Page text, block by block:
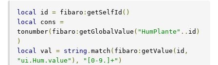
local id = fibaro : getSelfId ()
local cons =
tonumber( fibaro : getGlobalValue ( "HumPlante" .. id )
)
local val = string . match ( fibaro : getValue ( id ,
"ui.Hum.value" ), "[0-9.]+" )